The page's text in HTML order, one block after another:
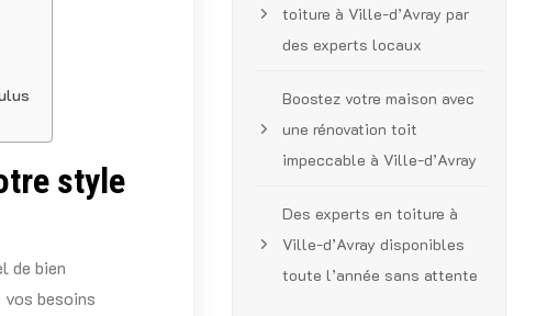
style
de bien
besoins
toiture à Ville-d’Avray par
des experts locaux
Boostez votre maison avec
une rénovation toit
impeccable à Ville-d’Avray
Des experts en toiture à
Ville-d’Avray disponibles
toute l’année sans attente